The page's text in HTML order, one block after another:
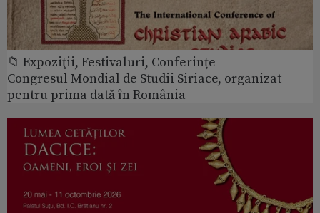
📁 Expoziţii, Festivaluri, Conferințe
Congresul Mondial de Studii Siriace, organizat
pentru prima dată în România